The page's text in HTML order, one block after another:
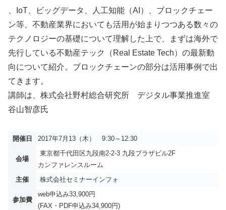
、IoT、ビッグデータ、人工知能（AI）、ブロックチェー
ン等、不動産業界においても活用が始まりつつある数々の
テクノロジーの基礎について理解した上で、まずは海外で
先行している不動産テック（Real Estate Tech）の最新動
向について紹介。ブロックチェーンの部分は活用事例で出
てきます。
講師は、株式会社野村総合研究所 デジタル事業推進室
谷山智彦氏
開催日 2017年7月13（木） 9:30～12:30
会場
東京都千代田区九段南2-2-3 九段プラザビル2F
カンファレンスルーム
主催
株式会社セミナーインフォ
参加費
web申込み33,900円
(FAX・PDF申込み34,900円)